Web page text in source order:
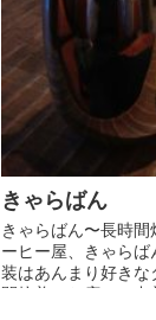
きゃらばん
きゃらばん〜長時
ーヒー屋、きゃら
装はあんまり好き
間焙煎のお店で、